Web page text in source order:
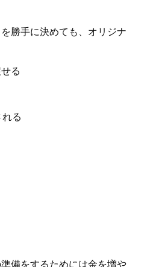
勝手に決めても、オリジナ
る
る
備をするためには金を増や